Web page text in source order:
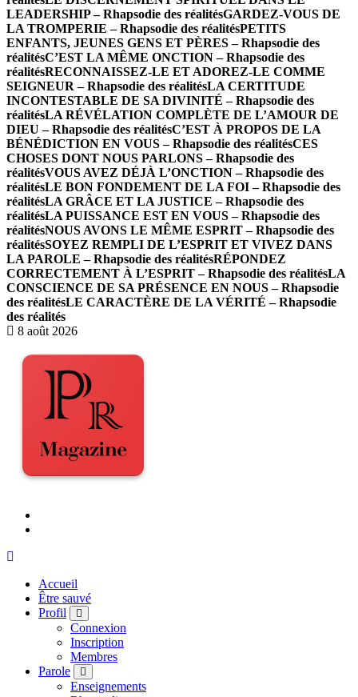
LEADERSHIP – Rhapsodie des réalitésGARDEZ-VOUS DE
LA TROMPERIE – Rhapsodie des réalitésPETITS
ENFANTS, JEUNES GENS ET PÈRES – Rhapsodie des
réalitésC’EST LA MÊME ONCTION – Rhapsodie des
réalitésRECONNAISSEZ-LE ET ADOREZ-LE COMME
SEIGNEUR – Rhapsodie des réalitésLA CERTITUDE
INCONTESTABLE DE SA DIVINITÉ – Rhapsodie des
réalitésLA RÉVÉLATION COMPLÈTE DE L’AMOUR DE
DIEU – Rhapsodie des réalitésC’EST À PROPOS DE LA
BÉNÉDICTION EN VOUS – Rhapsodie des réalitésCES
CHOSES DONT NOUS PARLONS – Rhapsodie des
réalitésVOUS AVEZ DÉJÀ L’ONCTION – Rhapsodie des
réalitésLE BON FONDEMENT DE LA FOI – Rhapsodie des
réalitésLA GRÂCE ET LA JUSTICE – Rhapsodie des
réalitésLA PUISSANCE EST EN VOUS – Rhapsodie des
réalitésNOUS AVONS LE MÊME ESPRIT – Rhapsodie des
réalitésSOYEZ REMPLI DE L’ESPRIT ET VIVEZ DANS
LA PAROLE – Rhapsodie des réalitésRÉPONDEZ
CORRECTEMENT À L’ESPRIT – Rhapsodie des réalitésLA
CONSCIENCE DE SA PRÉSENCE EN NOUS – Rhapsodie
des réalitésLE CARACTÈRE DE LA VÉRITÉ – Rhapsodie
des réalités
8 août 2026
Accueil
Être sauvé
Profil
Connexion
Inscription
Membres
Parole
Enseignements